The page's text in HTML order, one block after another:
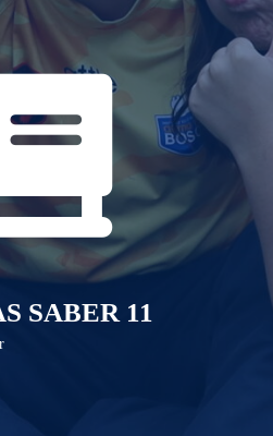
SABER 11